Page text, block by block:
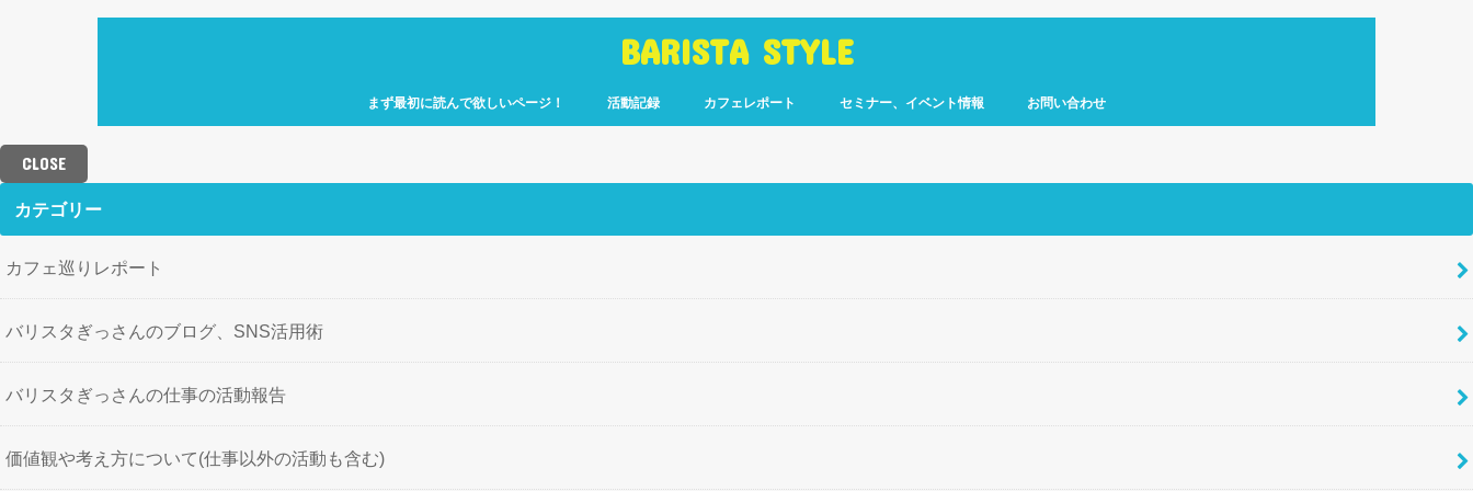
BARISTA STYLE
まず最初に読んで欲しいページ！ 活動記録 カフェレポート セミナー、イベント情報 お問い合わせ
CLOSE
カテゴリー
カフェ巡りレポート
バリスタぎっさんのブログ、SNS活用術
バリスタぎっさんの仕事の活動報告
価値観や考え方について(仕事以外の活動も含む)